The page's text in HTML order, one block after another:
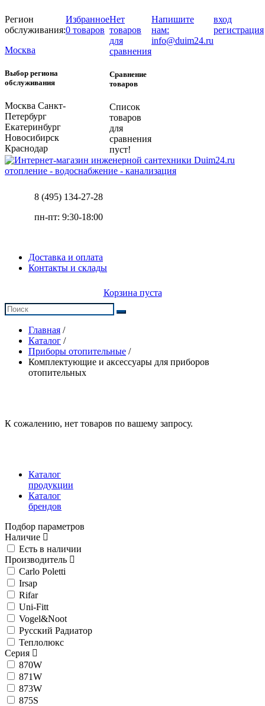
Регион
обслуживания:
Москва
Выбор региона
обслуживания
Москва Санкт-
Петербург
Екатеринбург
Новосибирск
Краснодар
Избранное
0 товаров
Нет
товаров
для
сравнения
Сравнение
товаров
Список
товаров
для
сравнения
пуст!
Напишите
нам:
info@duim24.ru
вход
регистрация
отопление - водоснабжение - канализация
8 (495) 134-27-28
пн-пт: 9:30-18:00
Доставка и оплата
Контакты и склады
Корзина пуста
Главная /
Каталог /
Приборы отопительные /
Комплектующие и аксессуары для приборов
отопительных
К сожалению, нет товаров по вашему запросу.
Каталог
продукции
Каталог
брендов
Подбор параметров
Наличие
Есть в наличии
Производитель
Carlo Poletti
Irsap
Rifar
Uni-Fitt
Vogel&Noot
Русский Радиатор
Теплолюкс
Серия
870W
871W
873W
875S